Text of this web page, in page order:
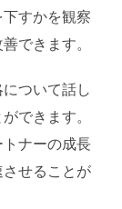
すかを観察
できます。
ついて話し
できます。
ナーの成長
せることが